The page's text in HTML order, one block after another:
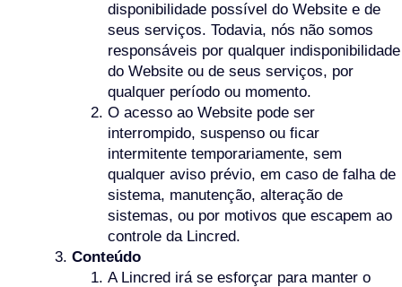
disponibilidade possível do Website e de
seus serviços. Todavia, nós não somos
responsáveis por qualquer indisponibilidade
do Website ou de seus serviços, por
qualquer período ou momento.
O acesso ao Website pode ser
interrompido, suspenso ou ficar
intermitente temporariamente, sem
qualquer aviso prévio, em caso de falha de
sistema, manutenção, alteração de
sistemas, ou por motivos que escapem ao
controle da Lincred.
Conteúdo
A Lincred irá se esforçar para manter o